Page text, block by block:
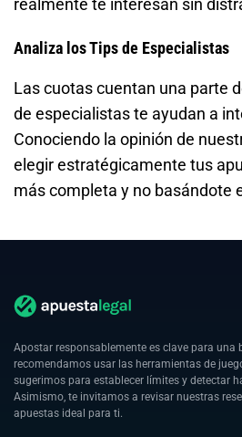
realmente te interesan sin
Analiza los Tips de Especialistas
Las cuotas cuentan una parte
de especialistas te ayudan a
Conociendo la opinión de
elegir estratégicamente tus
más completa y no basándote
Apostar responsablemente es clave para una
recomendamos usar las herramientas de
sugerimos para establecer límites y detectar
Asimismo, te invitamos a revisar nuestras
apuestas ideal para ti.